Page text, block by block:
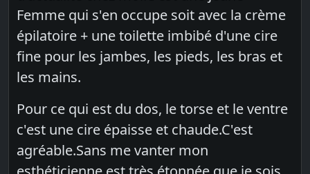
Femme qui s'en occupe soit avec la crème
épilatoire + une toilette imbibé d'une cire
fine pour les jambes, les pieds, les bras et
les mains.
Pour ce qui est du dos, le torse et le ventre
c'est une cire épaisse et chaude.C'est
agréable.Sans me vanter mon